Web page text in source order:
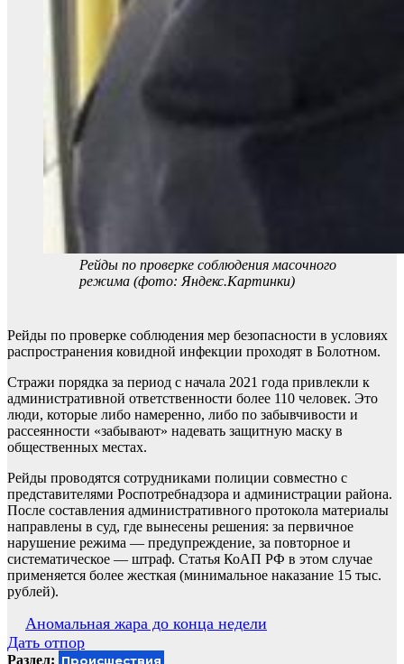
Рейды по проверке соблюдения масочного
режима (фото: Яндекс.Картинки)
Рейды по проверке соблюдения мер безопасности в условиях
распространения ковидной инфекции проходят в Болотном.
Стражи порядка за период с начала 2021 года привлекли к
административной ответственности более 110 человек. Это
люди, которые либо намеренно, либо по забывчивости и
рассеянности «забывают» надевать защитную маску в
общественных местах.
Рейды проводятся сотрудниками полиции совместно с
представителями Роспотребнадзора и администрации района.
После составления административного протокола материалы
направлены в суд, где вынесены решения: за первичное
нарушение режима — предупреждение, за повторное и
систематическое — штраф. Статья КоАП РФ в этом случае
применяется более жесткая (минимальное наказание 15 тыс.
рублей).
Навигация
по
Аномальная жара до конца недели
Дать отпор
Раздел: Происшествия